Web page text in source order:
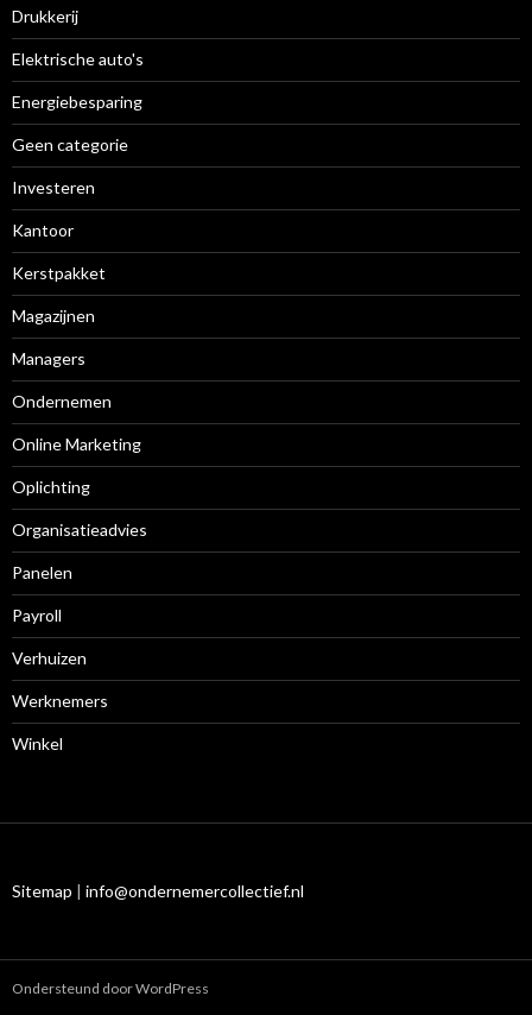
Drukkerij
Elektrische auto's
Energiebesparing
Geen categorie
Investeren
Kantoor
Kerstpakket
Magazijnen
Managers
Ondernemen
Online Marketing
Oplichting
Organisatieadvies
Panelen
Payroll
Verhuizen
Werknemers
Winkel
Sitemap | info@ondernemercollectief.nl
Ondersteund door WordPress